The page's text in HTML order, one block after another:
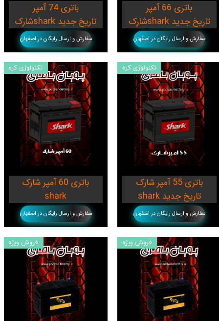
باتری 74 آمپر
شارکshark تاریخ جدید
سفارش و ارسال رایگان در اصفهان
باتری 66 آمپر
شارکshark تاریخ جدید
سفارش و ارسال رایگان در اصفهان
باتری 60 آمپر شارک
shark
سفارش و ارسال رایگان در اصفهان
تکنولوژی کره
باتری 55 آمپر شارک
shark تاریخ جدید
سفارش و ارسال رایگان در اصفهان
تکنولوژی کره
فروش ویژه فروش ویژه